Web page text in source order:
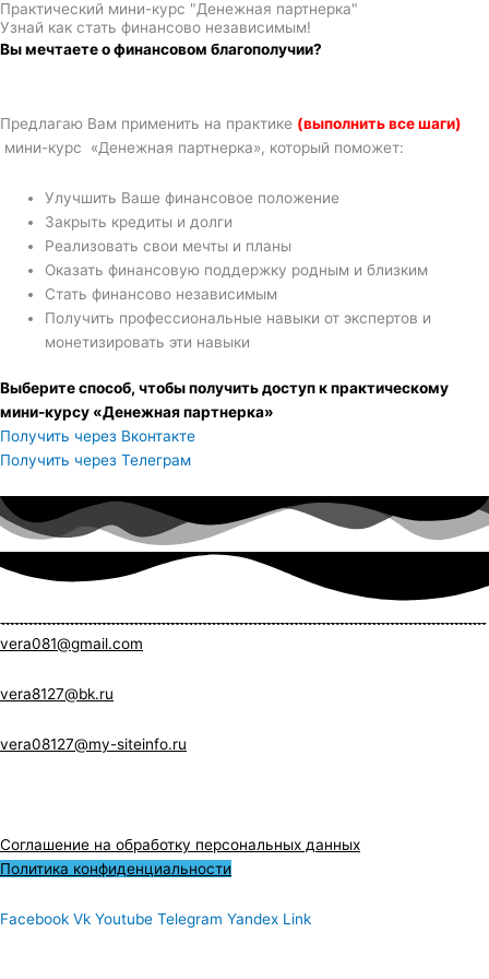
Практический мини-курс "Денежная партнерка"
Узнай как стать финансово независимым!
Вы мечтаете о финансовом благополучии?
Предлагаю Вам применить на практике (выполнить все шаги)
мини-курс «Денежная партнерка», который поможет:
Улучшить Ваше финансовое положение
Закрыть кредиты и долги
Реализовать свои мечты и планы
Оказать финансовую поддержку родным и близким
Стать финансово независимым
Получить профессиональные навыки от экспертов и
монетизировать эти навыки
Выберите способ, чтобы получить доступ к практическому
мини-курсу «Денежная партнерка»
Получить через Вконтакте
Получить через Телеграм
vera081@gmail.com
vera8127@bk.ru
vera08127@my-siteinfo.ru
Соглашение на обработку персональных данных
Политика конфиденциальности
Facebook Vk Youtube Telegram Yandex Link